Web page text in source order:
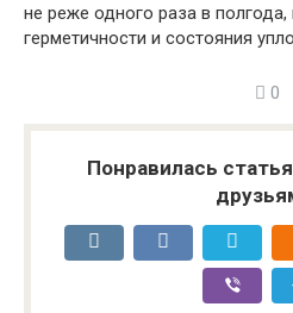
не реже одного раза в
герметичности и состояния
0
Понравилась